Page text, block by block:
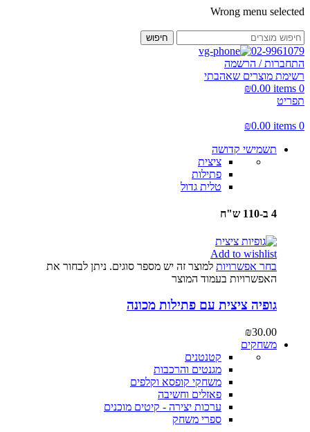
Wrong menu selected
חיפוש
02-9961079
התחברות / הרשמה
רשימת מוצרים שאהבתי
0
items
₪0.00
תפריט
0
items
₪0.00
תשמישי קדושה
ציצית
פתילות
טלית גדול
4 ב-110 ש"ח
Add to wishlist
בחר אפשרויות למוצר זה יש מספר סוגים. ניתן לבחור את
האפשרויות בעמוד המוצר
גופיה ציצית עם פתילות מכונה
₪30.00
משחקים
קטנטנים
מגנטים והרכבות
משחקי קופסא וקלפים
פאזלים וחשיבה
ערכות יצירה - קיטים מוכנים
ספרי משחק